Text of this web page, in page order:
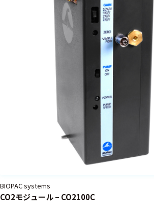
BIOPAC systems
CO2モジュール – CO2100C